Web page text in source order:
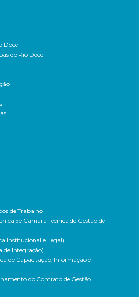
Doce
do Rio Doce
de Trabalho
de Câmara Técnica de Gestão de
Institucional e Legal)
de Integração)
de Capacitação, Informação e
do Contrato de Gestão